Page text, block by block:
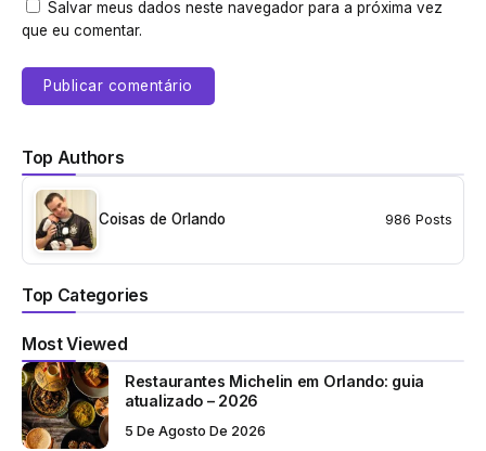
Salvar meus dados neste navegador para a próxima vez
que eu comentar.
Top Authors
Coisas de Orlando 986 Posts
Top Categories
Most Viewed
Restaurantes Michelin em Orlando: guia
atualizado – 2026
5 De Agosto De 2026